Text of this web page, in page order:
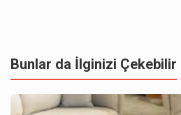
Bunlar da İlginizi Çekebilir